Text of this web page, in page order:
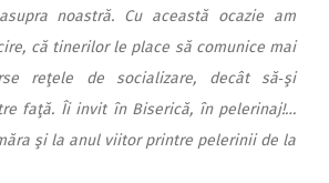
noastră. Cu această ocazie am
că tinerilor le place să comunice mai
reţele de socializare, decât să‑şi
faţă. Îi invit în Biserică, în pelerinaj!…
şi la anul viitor printre pelerinii de la